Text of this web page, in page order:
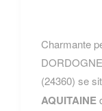
Charmante
(24360) se
AQUITAINE